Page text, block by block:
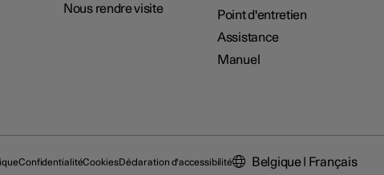
Nous rendre visite
Point d'entretien
Assistance
Manuel
ConfidentialitéCookiesDéclaration d'accessibilité Belgique | Français